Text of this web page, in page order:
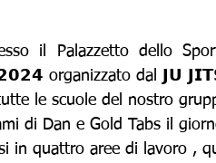
il Palazzetto dello
organizzato dal 𝗝𝗨
le scuole del nostro
di Dan e Gold Tabs il
in quattro aree di lavoro ,